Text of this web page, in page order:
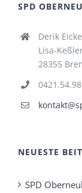
SPD
Derik
Lisa-
28355
NEUESTE
SPD